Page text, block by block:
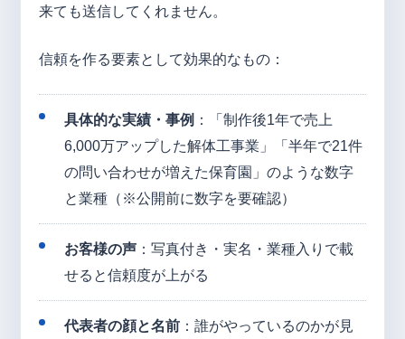
来ても送信してくれません。
信頼を作る要素として効果的なもの：
具体的な実績・事例 ：「制作後1年で売上
6,000万アップした解体工事業」「半年で21件
の問い合わせが増えた保育園」のような数字
と業種（※公開前に数字を要確認）
お客様の声 ：写真付き・実名・業種入りで載
せると信頼度が上がる
代表者の顔と名前 ：誰がやっているのかが見